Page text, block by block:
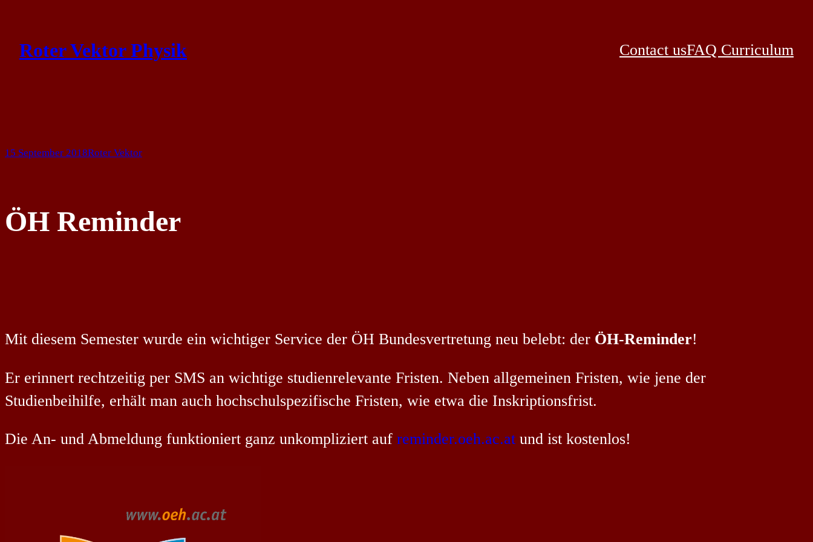
content
Roter Vektor Physik Contact usFAQ Curriculum
15 September 2018Roter Vektor
ÖH Reminder
Mit diesem Semester wurde ein wichtiger Service der ÖH Bundesvertretung neu belebt: der ÖH-Reminder!
Er erinnert rechtzeitig per SMS an wichtige studienrelevante Fristen. Neben allgemeinen Fristen, wie jene der
Studienbeihilfe, erhält man auch hochschulspezifische Fristen, wie etwa die Inskriptionsfrist.
Die An- und Abmeldung funktioniert ganz unkompliziert auf reminder.oeh.ac.at und ist kostenlos!